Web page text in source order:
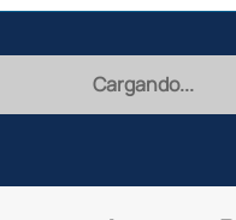
Recibir